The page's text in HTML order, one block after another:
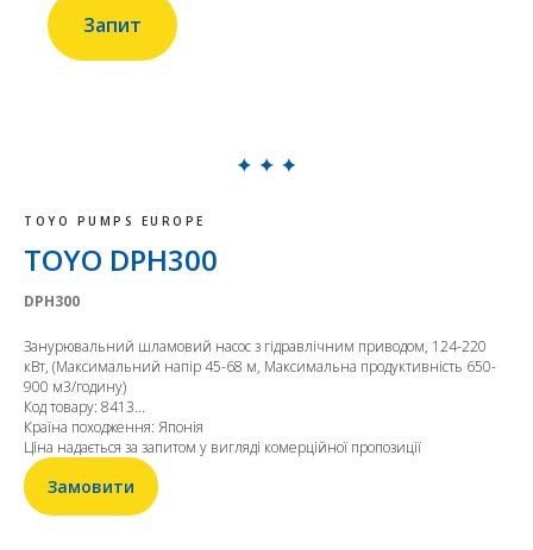
Запит
TOYO PUMPS EUROPE
TOYO DPH300
DPH300
Занурювальний шламовий насос з гідравлічним приводом, 124-220
кВт, (Максимальний напір 45-68 м, Максимальна продуктивність 650-
900 м3/годину)
Код товару: 8413...
Країна походження: Японія
Ціна надається за запитом у вигляді комерційної пропозиції
Замовити